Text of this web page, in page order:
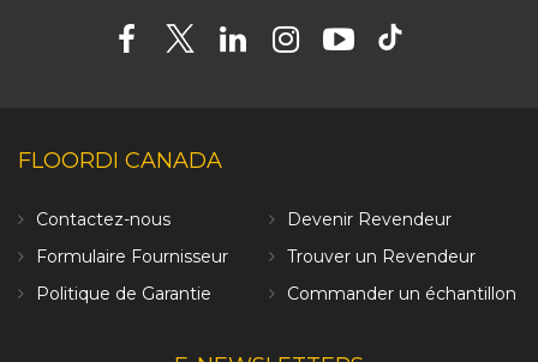
FLOORDI CANADA
Contactez-nous
Devenir Revendeur
Formulaire Fournisseur
Trouver un Revendeur
Politique de Garantie
Commander un échantillon